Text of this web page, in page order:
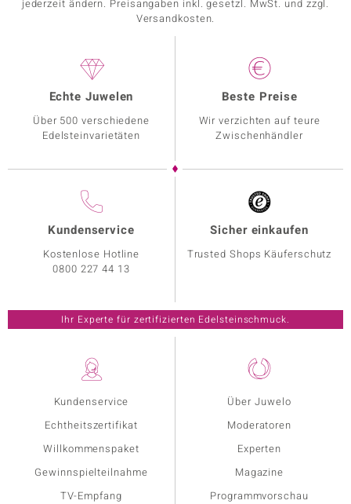
jederzeit ändern. Preisangaben inkl. gesetzl. MwSt. und zzgl.
Versandkosten.
Kundenservice
Echtheitszertifikat
Willkommenspaket
Gewinnspielteilnahme
TV-Empfang
Über Juwelo
Moderatoren
Experten
Magazine
Programmvorschau
Echte Juwelen
Über 500 verschiedene
Edelsteinvarietäten
Beste Preise
Wir verzichten auf teure
Zwischenhändler
Kundenservice
Kostenlose Hotline
0800 227 44 13
Sicher einkaufen
Trusted Shops Käuferschutz
Ihr Experte für zertifizierten Edelsteinschmuck.